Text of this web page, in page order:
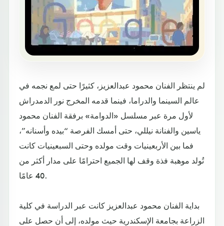
لم ينتظر الفنان محمود عبدالعزيز، كثيرًا حتى لمع نجمه في
عالم السينما والدراما، فينما قدمه المخرج نور الدمدراش
لأول مرة عبر مسلسل «الدوامة» برفقة الفنان محمود
ياسين والفنانة نيللي، حتى أمسك الفرصة “بيده وأسنانه”،
فما بين الأربعينيات وقت مولده وحتى السبعينيات كانت
تُولد موهبة فذة وقف لها الجميع احترامًا على مدار أكثر من
40 عامًا.
بداية الفنان محمود عبدالعزيز كانت عبر الدراسة في كلية
الزراعة بجامعة الإسكندرية حيث مولده، إلى أن حصل على